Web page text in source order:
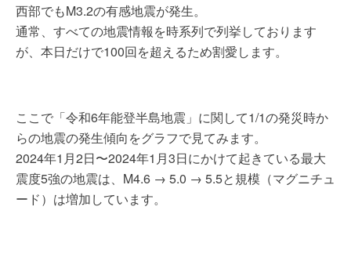
西部でもM3.2の有感地震が発生。
通常、すべての地震情報を時系列で列挙しております
が、本日だけで100回を超えるため割愛します。
ここで「令和6年能登半島地震」に関して1/1の発災時か
らの地震の発生傾向をグラフで見てみます。
2024年1月2日〜2024年1月3日にかけて起きている最大
震度5強の地震は、M4.6 → 5.0 → 5.5と規模（マグニチュ
ード）は増加しています。